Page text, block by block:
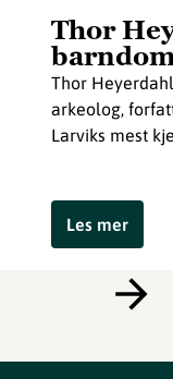
Thor
Thor
arkeolog,
Larviks mest
Les mer